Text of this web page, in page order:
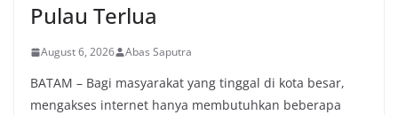
Pulau Terlua
August 6, 2026 Abas Saputra
BATAM – Bagi masyarakat yang tinggal di kota besar,
mengakses internet hanya membutuhkan beberapa